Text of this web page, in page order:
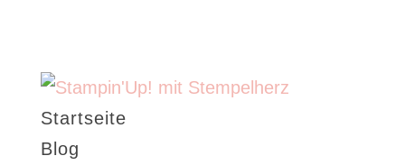
Startseite
Blog